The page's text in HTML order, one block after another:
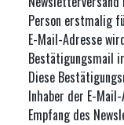
Person erstmalig
E-Mail-Adresse
Bestätigungsmail
Diese
Inhaber der E-
Empfang des